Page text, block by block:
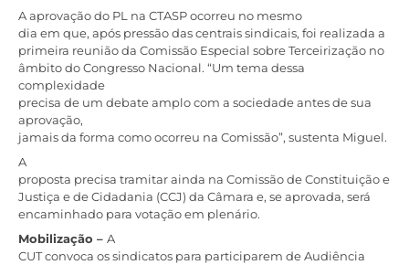
A aprovação do PL na CTASP ocorreu no mesmo
dia em que, após pressão das centrais sindicais, foi realizada a
primeira reunião da Comissão Especial sobre Terceirização no
âmbito do Congresso Nacional. “Um tema dessa
complexidade
precisa de um debate amplo com a sociedade antes de sua
aprovação,
jamais da forma como ocorreu na Comissão”, sustenta Miguel.
A
proposta precisa tramitar ainda na Comissão de Constituição e
Justiça e de Cidadania (CCJ) da Câmara e, se aprovada, será
encaminhado para votação em plenário.
Mobilização – A
CUT convoca os sindicatos para participarem de Audiência